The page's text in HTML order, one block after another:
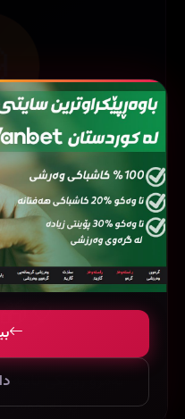
ڕۆژی
محمد
🎈
🎁
ئەمڕۆ ڕۆژێکی
پڕ لە
The Childe (2023)